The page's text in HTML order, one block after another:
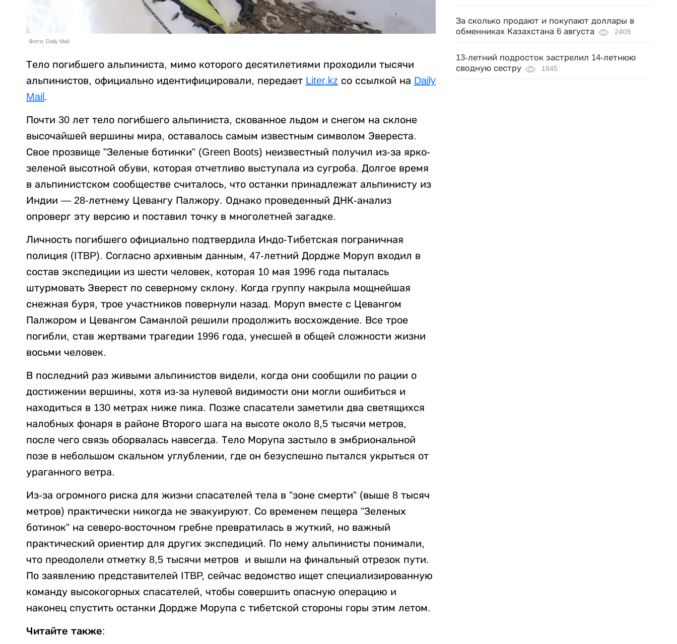
Фото: Daily Mail
Тело погибшего альпиниста, мимо которого десятилетиями проходили тысячи
альпинистов, официально идентифицировали, передает Liter.kz со ссылкой на Daily
Mail .
Почти 30 лет тело погибшего альпиниста, скованное льдом и снегом на склоне
высочайшей вершины мира, оставалось самым известным символом Эвереста.
Свое прозвище "Зеленые ботинки" (Green Boots) неизвестный получил из-за ярко-
зеленой высотной обуви, которая отчетливо выступала из сугроба. Долгое время
в альпинистском сообществе считалось, что останки принадлежат альпинисту из
Индии — 28-летнему Цевангу Палжору. Однако проведенный ДНК-анализ
опроверг эту версию и поставил точку в многолетней загадке.
Личность погибшего официально подтвердила Индо-Тибетская пограничная
полиция (ITBP). Согласно архивным данным, 47-летний Дордже Моруп входил в
состав экспедиции из шести человек, которая 10 мая 1996 года пыталась
штурмовать Эверест по северному склону. Когда группу накрыла мощнейшая
снежная буря, трое участников повернули назад. Моруп вместе с Цевангом
Палжором и Цевангом Саманлой решили продолжить восхождение. Все трое
погибли, став жертвами трагедии 1996 года, унесшей в общей сложности жизни
восьми человек.
В последний раз живыми альпинистов видели, когда они сообщили по рации о
достижении вершины, хотя из-за нулевой видимости они могли ошибиться и
находиться в 130 метрах ниже пика. Позже спасатели заметили два светящихся
налобных фонаря в районе Второго шага на высоте около 8,5 тысячи метров,
после чего связь оборвалась навсегда. Тело Морупа застыло в эмбриональной
позе в небольшом скальном углублении, где он безуспешно пытался укрыться от
ураганного ветра.
Из-за огромного риска для жизни спасателей тела в "зоне смерти" (выше 8 тысяч
метров) практически никогда не эвакуируют. Со временем пещера "Зеленых
ботинок" на северо-восточном гребне превратилась в жуткий, но важный
практический ориентир для других экспедиций. По нему альпинисты понимали,
что преодолели отметку 8,5 тысячи метров и вышли на финальный отрезок пути.
По заявлению представителей ITBP, сейчас ведомство ищет специализированную
команду высокогорных спасателей, чтобы совершить опасную операцию и
наконец спустить останки Дордже Морупа с тибетской стороны горы этим летом.
Читайте также:
За сколько продают и покупают доллары в
обменниках Казахстана 6 августа
2409
13-летний подросток застрелил 14-летнюю
сводную сестру
1845